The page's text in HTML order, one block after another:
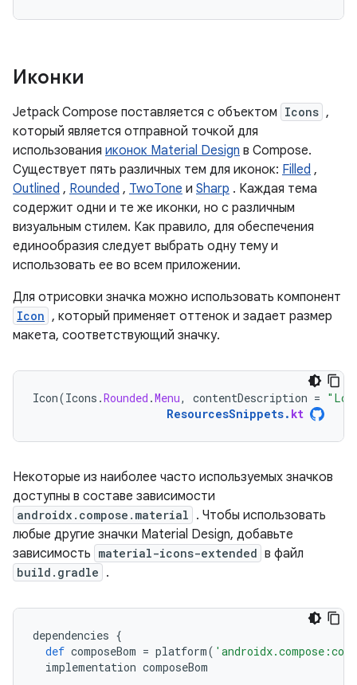
Иконки
Jetpack Compose поставляется с объектом Icons ,
который является отправной точкой для
использования иконок Material Design в Compose.
Существует пять различных тем для иконок: Filled ,
Outlined , Rounded , TwoTone и Sharp . Каждая тема
содержит одни и те же иконки, но с различным
визуальным стилем. Как правило, для обеспечения
единообразия следует выбрать одну тему и
использовать ее во всем приложении.
Для отрисовки значка можно использовать компонент
Icon , который применяет оттенок и задает размер
макета, соответствующий значку.
Icon(Icons .Rounded .Menu, contentDescription =
ResourcesSnippets. kt
Некоторые из наиболее часто используемых значков
доступны в составе зависимости
androidx.compose.material . Чтобы использовать
любые другие значки Material Design, добавьте
зависимость material-icons-extended в файл
build.gradle .
dependencies {
def composeBom = platform(
implementation composeBom